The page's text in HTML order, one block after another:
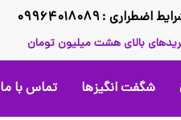
: ۰۹۹۶۴۰۱۸۰۸۹
بالای هشت میلیون تومان
شگفت انگیزها تماس با ما